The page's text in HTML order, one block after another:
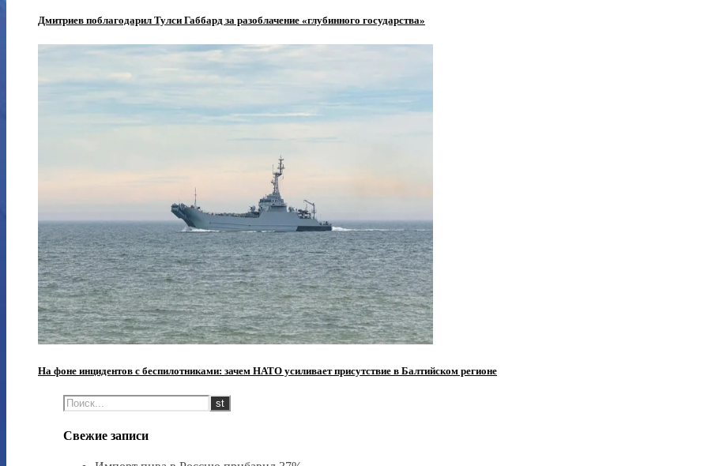
Дмитриев поблагодарил Тулси Габбард за разоблачение «глубинного государства»
На фоне инцидентов с беспилотниками: зачем НАТО усиливает присутствие в Балтийском регионе
Свежие записи